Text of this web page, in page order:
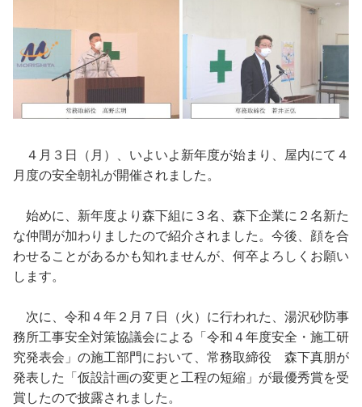
４月３日（月）、いよいよ新年度が始まり、屋内にて４
月度の安全朝礼が開催されました。
始めに、新年度より森下組に３名、森下企業に２名新た
な仲間が加わりましたので紹介されました。今後、顔を合
わせることがあるかも知れませんが、何卒よろしくお願い
します。
次に、令和４年２月７日（火）に行われた、湯沢砂防事
務所工事安全対策協議会による「令和４年度安全・施工研
究発表会」の施工部門において、常務取締役 森下真朋が
発表した「仮設計画の変更と工程の短縮」が最優秀賞を受
賞したので披露されました。